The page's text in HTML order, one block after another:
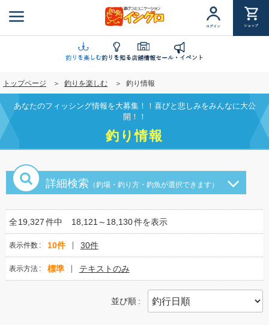
ン
に
移
動
ログイン ショップ
釣りを楽しむ釣りを知る店舗情報セール・イベント
トップページ 釣りを楽しむ 釣り情報
あなたのフィッシング情報を大募集！！喜びと悲しみをみんなに大公
開！！
釣り情報
詳細検索 （釣場・釣り方・釣魚が選択できます）
全19,327件中 18,121～18,130件を表示
表示件数 10件 30件
表示方法 標準 テキストのみ
並び順